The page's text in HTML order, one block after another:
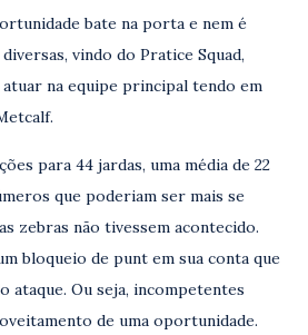
bate na porta e nem é
vindo do Pratice Squad,
na equipe principal tendo em
para 44 jardas, uma média de 22
que poderiam ser mais se
zebras não tivessem acontecido.
bloqueio de punt em sua conta que
ataque. Ou seja, incompetentes
de uma oportunidade.